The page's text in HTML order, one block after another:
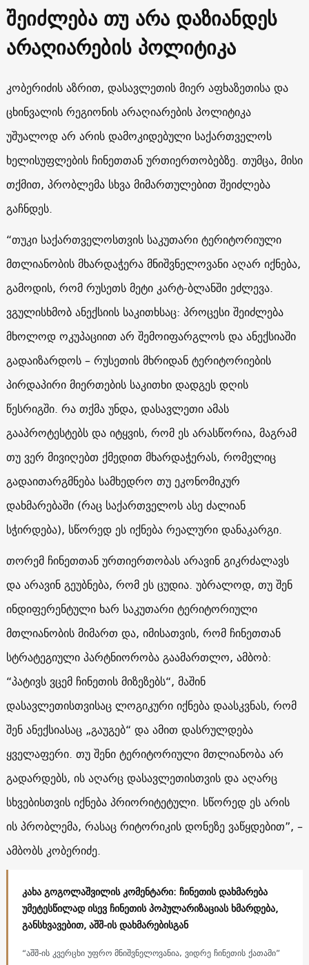
შეიძლება თუ არა დაზიანდეს
არაღიარების პოლიტიკა
კობერიძის აზრით, დასავლეთის მიერ აფხაზეთისა და
ცხინვალის რეგიონის არაღიარების პოლიტიკა
უშუალოდ არ არის დამოკიდებული საქართველოს
ხელისუფლების ჩინეთთან ურთიერთობებზე. თუმცა, მისი
თქმით, პრობლემა სხვა მიმართულებით შეიძლება
გაჩნდეს.
“თუკი საქართველოსთვის საკუთარი ტერიტორიული
მთლიანობის მხარდაჭერა მნიშვნელოვანი აღარ იქნება,
გამოდის, რომ რუსეთს მეტი კარტ-ბლანში ეძლევა.
ვგულისხმობ ანექსიის საკითხსაც: პროცესი შეიძლება
მხოლოდ ოკუპაციით არ შემოიფარგლოს და ანექსიაში
გადაიზარდოს – რუსეთის მხრიდან ტერიტორიების
პირდაპირი მიერთების საკითხი დადგეს დღის
წესრიგში. რა თქმა უნდა, დასავლეთი ამას
გააპროტესტებს და იტყვის, რომ ეს არასწორია, მაგრამ
თუ ვერ მივიღებთ ქმედით მხარდაჭერას, რომელიც
გადაითარგმნება სამხედრო თუ ეკონომიკურ
დახმარებაში (რაც საქართველოს ასე ძალიან
სჭირდება), სწორედ ეს იქნება რეალური დანაკარგი.
თორემ ჩინეთთან ურთიერთობას არავინ გიკრძალავს
და არავინ გეუბნება, რომ ეს ცუდია. უბრალოდ, თუ შენ
ინდიფერენტული ხარ საკუთარი ტერიტორიული
მთლიანობის მიმართ და, იმისათვის, რომ ჩინეთთან
სტრატეგიული პარტნიორობა გაამართლო, ამბობ:
“პატივს ვცემ ჩინეთის მიზეზებს“, მაშინ
დასავლეთისთვისაც ლოგიკური იქნება დაასკვნას, რომ
შენ ანექსიასაც „გაუგებ“ და ამით დასრულდება
ყველაფერი. თუ შენი ტერიტორიული მთლიანობა არ
გადარდებს, ის აღარც დასავლეთისთვის და აღარც
სხვებისთვის იქნება პრიორიტეტული. სწორედ ეს არის
ის პრობლემა, რასაც რიტორიკის დონეზე ვაწყდებით”, –
ამბობს კობერიძე.
კახა გოგოლაშვილის კომენტარი: ჩინეთის დახმარება
უმეტესწილად ისევ ჩინეთის პოპულარიზაციას ხმარდება,
განსხვავებით, აშშ-ის დახმარებისგან
“აშშ-ის კვერცხი უფრო მნიშვნელოვანია, ვიდრე ჩინეთის ქათამი”